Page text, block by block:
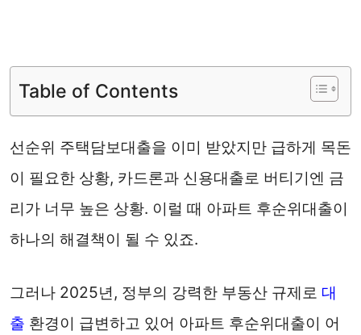
Table of Contents
선순위 주택담보대출을 이미 받았지만 급하게 목돈
이 필요한 상황, 카드론과 신용대출로 버티기엔 금
리가 너무 높은 상황. 이럴 때 아파트 후순위대출이
하나의 해결책이 될 수 있죠.
그러나 2025년, 정부의 강력한 부동산 규제로 대
출 환경이 급변하고 있어 아파트 후순위대출이 어